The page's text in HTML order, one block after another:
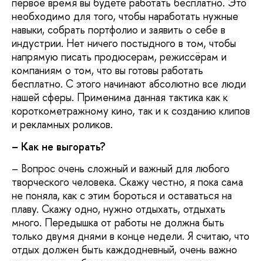
необходимо для того, чтобы наработать нужные
навыки, собрать портфолио и заявить о себе в
индустрии. Нет ничего постыдного в том, чтобы
напрямую писать продюсерам, режиссёрам и
компаниям о том, что вы готовы работать
бесплатно. С этого начинают абсолютно все люди
нашей сферы. Применима данная тактика как к
короткометражному кино, так и к созданию клипов
и рекламных роликов.
– Как не выгорать?
– Вопрос очень сложный и важный для любого
творческого человека. Скажу честно, я пока сама
не поняла, как с этим бороться и оставаться на
плаву. Скажу одно, нужно отдыхать, отдыхать
много. Передышка от работы не должна быть
только двумя днями в конце недели. Я считаю, что
отдых должен быть каждодневный, очень важно